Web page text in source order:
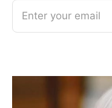
Enter your email